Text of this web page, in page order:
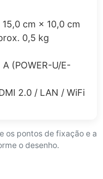
cm × 10,0 cm
0,5 kg
(POWER-U/E-
2.0 / LAN / WiFi
os pontos de fixação e a
o desenho.